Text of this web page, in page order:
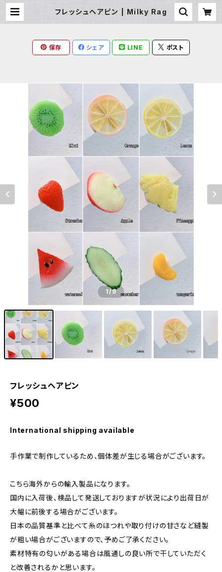
フレッシュヘアピン | Milky Rag
保存 シェア LINE ポスト
1/9
フレッシュヘアピン
¥500
International shipping available
手作業で制作しているため、個体差が生じる場合がございます。
こちら海外からの輸入製品になります。
国内に入荷後、検品して発送しておりますが状況により出荷日が
大幅に前後する場合がございます。
日本の品質基準と比べて糸のほつれや取り付けの甘さなど縫製
が粗い場合がございますので、予めご了承ください。
素材特有の匂いがある場合は風通しの良い所で干していただく
と改善されるかと思います。